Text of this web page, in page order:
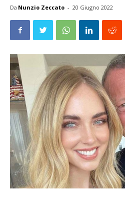
Da Nunzio Zeccato - 20 Giugno 2022